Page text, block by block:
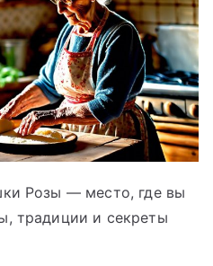
Розы — место, где вы
традиции и секреты